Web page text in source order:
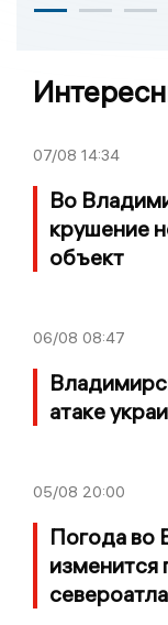
07/08 14:34
Во
крушение
объект
06/08 08:47
атаке
05/08 20:00
Погода во
изменится